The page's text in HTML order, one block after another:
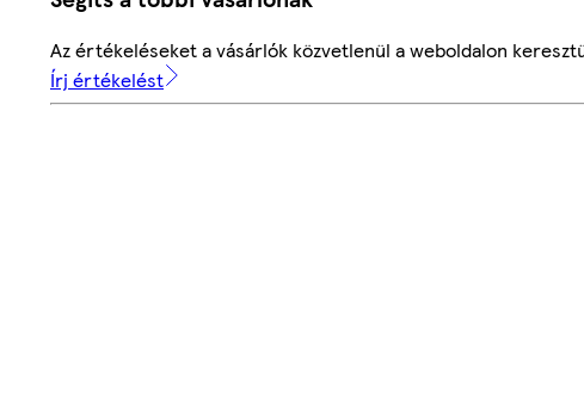
Az értékeléseket a vásárlók közvetlenül a weboldalon
Írj értékelést